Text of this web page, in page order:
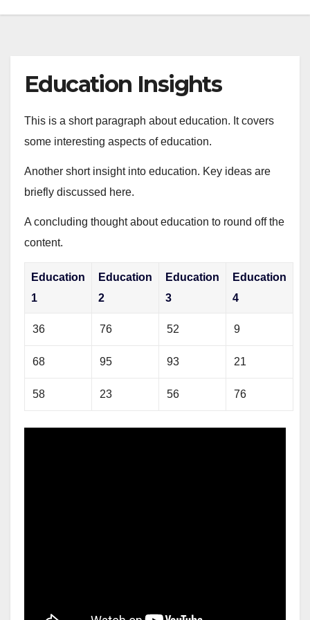
Education Insights
This is a short paragraph about education. It covers
some interesting aspects of education.
Another short insight into education. Key ideas are
briefly discussed here.
A concluding thought about education to round off the
content.
Education
1
Education
2
Education
3
Education
4
36 76 52 9
68 95 93 21
58 23 56 76